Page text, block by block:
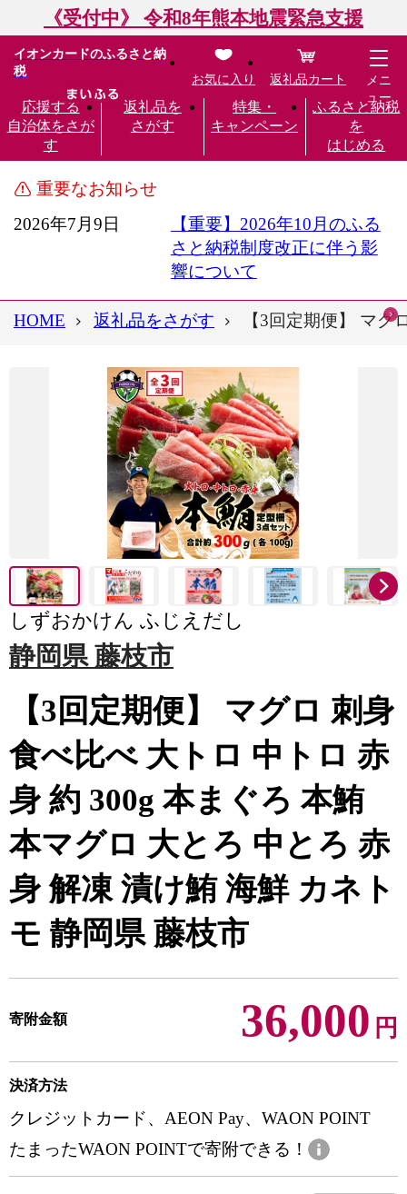
《受付中》 令和8年熊本地震緊急支援
イオンカードのふるさと納
税
応援する
自治体をさが
す
返礼品を
さがす
特集・
キャンペーン
ふるさと納税
を
はじめる
お気に入り 返礼品カート
メニ
ュー
重要なお知らせ
2026年7月9日
【重要】2026年10月のふる
さと納税制度改正に伴う影
響について
HOME 返礼品をさがす 【3回定期便】 マ
しずおかけん ふじえだし
静岡県 藤枝市
【3回定期便】 マグロ 刺身
食べ比べ 大トロ 中トロ 赤
身 約 300g 本まぐろ 本鮪
本マグロ 大とろ 中とろ 赤
身 解凍 漬け鮪 海鮮 カネト
モ 静岡県 藤枝市
寄附金額 36,000 円
決済方法
クレジットカード、AEON Pay、WAON POINT
たまったWAON POINTで寄附できる！